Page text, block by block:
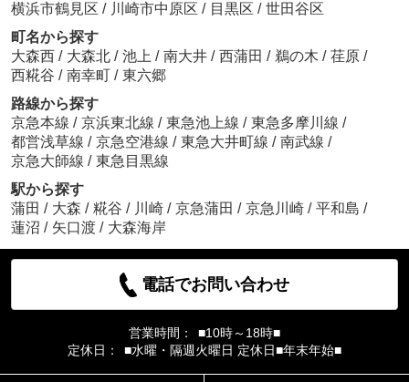
横浜市鶴見区 / 川崎市中原区 / 目黒区 / 世田谷区
町名から探す
大森西 / 大森北 / 池上 / 南大井 / 西蒲田 / 鵜の木 / 荏原 /
西糀谷 / 南幸町 / 東六郷
路線から探す
京急本線 / 京浜東北線 / 東急池上線 / 東急多摩川線 /
都営浅草線 / 京急空港線 / 東急大井町線 / 南武線 /
京急大師線 / 東急目黒線
駅から探す
蒲田 / 大森 / 糀谷 / 川崎 / 京急蒲田 / 京急川崎 / 平和島 /
蓮沼 / 矢口渡 / 大森海岸
電話でお問い合わせ
営業時間：
■10時～18時■
定休日：
■水曜・隔週火曜日 定休日■年末年始■